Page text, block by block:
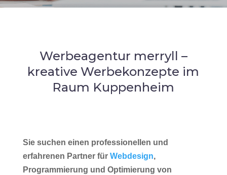
Werbeagentur merryll –
kreative Werbekonzepte im
Raum Kuppenheim
Sie suchen einen professionellen und
erfahrenen Partner für Webdesign,
Programmierung und Optimierung von